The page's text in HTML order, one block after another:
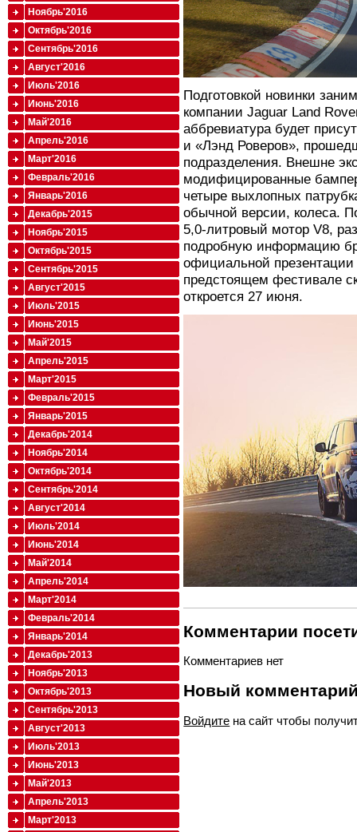
Подготовкой новинки
компании Jaguar Land
аббревиатура будет
и «Лэнд Роверов»,
подразделения. Внешне
модифицированные
четыре выхлопных
обычной версии, колеса.
5,0-литровый мотор V8,
подробную информацию
официальной
предстоящем фестивале
откроется 27 июня.
Комментарии
Комментариев нет
Новый
Войдите на сайт чтобы
Ноябрь'2016
Октябрь'2016
Сентябрь'2016
Август'2016
Июль'2016
Июнь'2016
Май'2016
Апрель'2016
Март'2016
Февраль'2016
Январь'2016
Декабрь'2015
Ноябрь'2015
Октябрь'2015
Сентябрь'2015
Август'2015
Июль'2015
Июнь'2015
Май'2015
Апрель'2015
Март'2015
Февраль'2015
Январь'2015
Декабрь'2014
Ноябрь'2014
Октябрь'2014
Сентябрь'2014
Август'2014
Июль'2014
Июнь'2014
Май'2014
Апрель'2014
Март'2014
Февраль'2014
Январь'2014
Декабрь'2013
Ноябрь'2013
Октябрь'2013
Сентябрь'2013
Август'2013
Июль'2013
Июнь'2013
Май'2013
Апрель'2013
Март'2013